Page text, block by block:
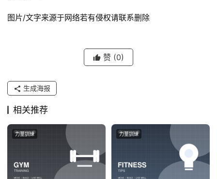
图片/文字来源于网络若有侵权请联系删除
赞 (0)
生成海报
相关推荐
力量訓練 力量訓練